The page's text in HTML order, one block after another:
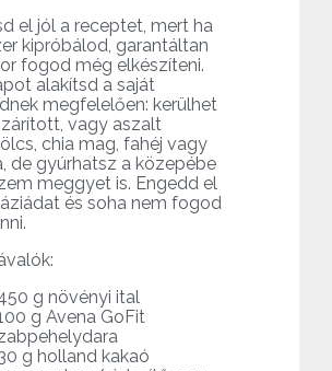
el jól a receptet, mert ha
kipróbálod, garantáltan
fogod még elkészíteni.
alakítsd a saját
megfelelően: kerülhet
vagy aszalt
chia mag, fahéj vagy
de gyúrhatsz a közepébe
meggyet is. Engedd el
és soha nem fogod
g növényi ital
g Avena GoFit
g holland kakaó